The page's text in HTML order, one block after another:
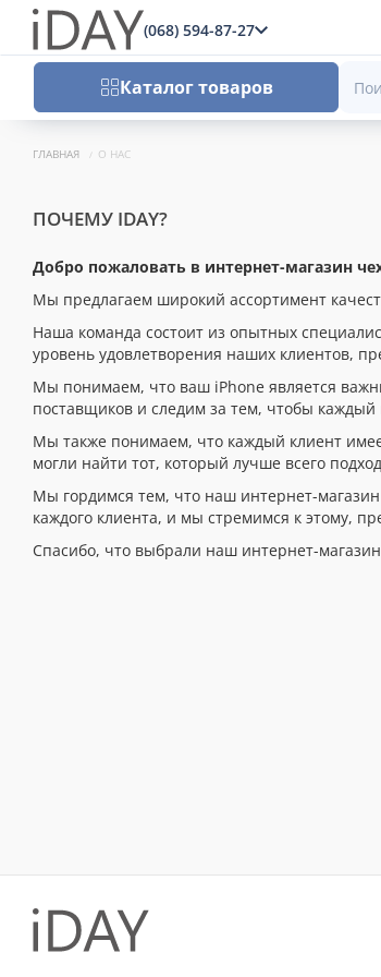
(068) 594-87-27
Каталог товаров
ГЛАВНАЯ О НАС
ПОЧЕМУ IDAY?
Добро пожаловать в интернет-магазин
Мы предлагаем широкий ассортимент
Наша команда состоит из опытных
уровень удовлетворения наших клиентов,
Мы понимаем, что ваш iPhone является
поставщиков и следим за тем, чтобы
Мы также понимаем, что каждый клиент
могли найти тот, который лучше всего
Мы гордимся тем, что наш интернет-
каждого клиента, и мы стремимся к этому,
Спасибо, что выбрали наш интернет-